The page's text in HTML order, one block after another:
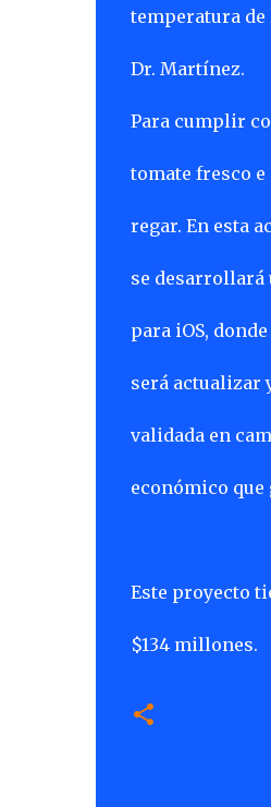
temperatura de
Dr. Martínez.
Para cumplir
tomate fresco
regar. En esta
se desarrollará
para iOS,
será actualizar
validada en
económico
Este proyecto
$134 millones.